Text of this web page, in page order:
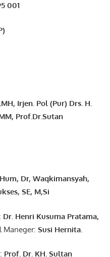
001
, Irjen. Pol (Pur) Drs. H.
Prof.Dr.Sutan
, Dr, Waqkimansyah,
SE, M,Si
Dr. Henri Kusuma Pratama,
Maneger: Susi Hernita.
Prof. Dr. KH. Sultan